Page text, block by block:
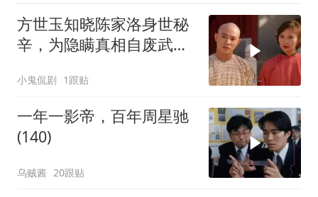
方世玉知晓陈家洛身世秘
辛，为隐瞒真相自废武
小鬼侃剧 1跟贴
一年一影帝，百年周星驰
(140)
乌贼酱 20跟贴